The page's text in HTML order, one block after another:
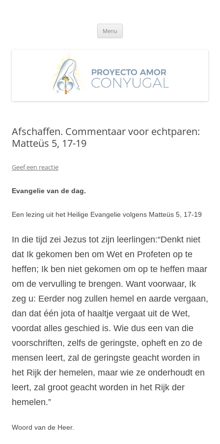
Menu
Afschaffen. Commentaar voor echtparen:
Matteüs 5, 17-19
Geef een reactie
Evangelie van de dag.
Een lezing uit het Heilige Evangelie volgens Matteüs 5, 17-19
In die tijd zei Jezus tot zijn leerlingen:“Denkt niet
dat Ik gekomen ben om Wet en Profeten op te
heffen; Ik ben niet gekomen om op te heffen maar
om de vervulling te brengen. Want voorwaar, Ik
zeg u: Eerder nog zullen hemel en aarde vergaan,
dan dat één jota of haaltje vergaat uit de Wet,
voordat alles geschied is. Wie dus een van die
voorschriften, zelfs de geringste, opheft en zo de
mensen leert, zal de geringste geacht worden in
het Rijk der hemelen, maar wie ze onderhoudt en
leert, zal groot geacht worden in het Rijk der
hemelen.”
Woord van de Heer.